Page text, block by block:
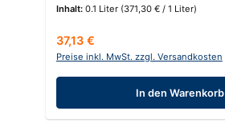
Inhalt: 0.1 Liter (371,30 € / 1 Liter)
Regulärer Preis:
37,13 €
Preise inkl. MwSt. zzgl. Versandkosten
In den Warenkorb